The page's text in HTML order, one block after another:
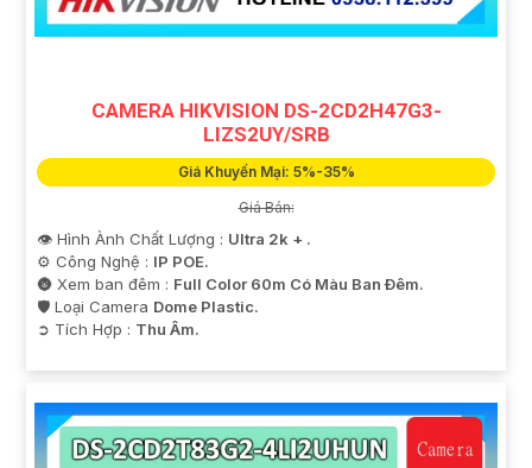
CAMERA HIKVISION DS-2CD2H47G3-
LIZS2UY/SRB
Giá Khuyến Mại: 5%-35%
Giá Bán:
👁 Hình Ành Chất Lượng : Ultra 2k + .
⚙ Công Nghệ : IP POE.
🌚 Xem ban đêm : Full Color 60m Có Màu Ban Ðêm.
🛡 Loại Camera Dome Plastic.
️➲ Tích Hợp : Thu Âm.